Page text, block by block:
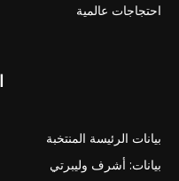
احتجاجات عالمية
بيانات الرئيسة المنتخبة
بيانات: أشرف وليبرتي